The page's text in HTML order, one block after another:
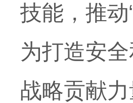
技能，推
为打造安
战略贡献力